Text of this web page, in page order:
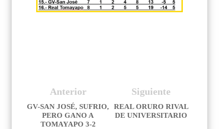
Siguiente
REAL ORURO RIVAL
DE UNIVERSITARIO
Anterior
GV-SAN JOSÉ, SUFRIO,
PERO GANO A
TOMAYAPO 3-2